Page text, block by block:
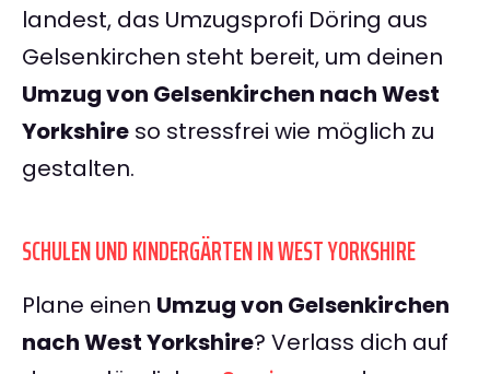
landest, das Umzugsprofi Döring aus
Gelsenkirchen steht bereit, um deinen
Umzug von Gelsenkirchen nach West
Yorkshire so stressfrei wie möglich zu
gestalten.
SCHULEN UND KINDERGÄRTEN IN WEST YORKSHIRE
Plane einen Umzug von Gelsenkirchen
nach West Yorkshire? Verlass dich auf